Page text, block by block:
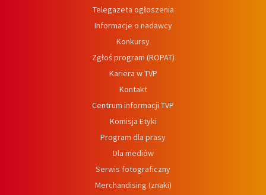
Telegazeta ogłoszenia
Informacje o nadawcy
Konkursy
Zgłoś program (ROPAT)
Kariera w TVP
Kontakt
Centrum informacji TVP
Komisja Etyki
Program dla prasy
Dla mediów
Serwis fotograficzny
Merchandising (znaki)